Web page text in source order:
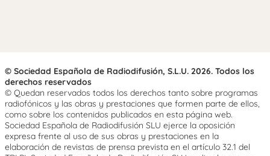
© Sociedad Española de Radiodifusión, S.L.U. 2026. Todos los
derechos reservados
© Quedan reservados todos los derechos tanto sobre programas
radiofónicos y las obras y prestaciones que formen parte de ellos,
como sobre los contenidos publicados en esta página web.
Sociedad Española de Radiodifusión SLU ejerce la oposición
expresa frente al uso de sus obras y prestaciones en la
elaboración de revistas de prensa prevista en el artículo 32.1 del